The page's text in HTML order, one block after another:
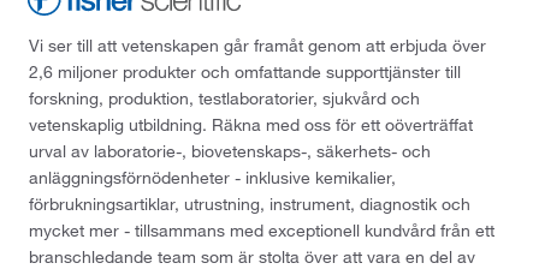
Vi ser till att vetenskapen går framåt genom att erbjuda över
2,6 miljoner produkter och omfattande supporttjänster till
forskning, produktion, testlaboratorier, sjukvård och
vetenskaplig utbildning. Räkna med oss för ett oöverträffat
urval av laboratorie-, biovetenskaps-, säkerhets- och
anläggningsförnödenheter - inklusive kemikalier,
förbrukningsartiklar, utrustning, instrument, diagnostik och
mycket mer - tillsammans med exceptionell kundvård från ett
branschledande team som är stolta över att vara en del av